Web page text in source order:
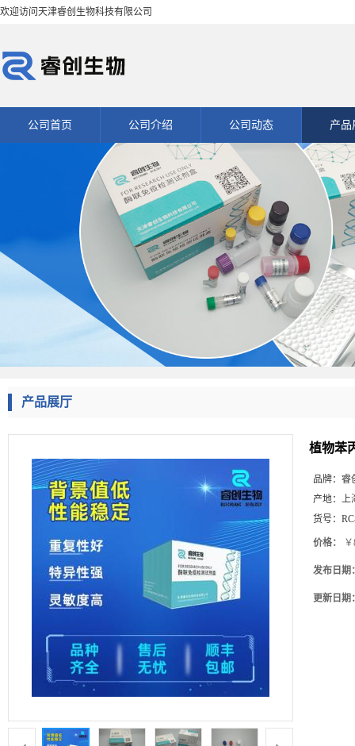
欢迎访问天津睿创生物科技有限公司
公司首页 公司介绍 公司动态 产品
产品展厅
植物苯
品牌： 睿
产地： 上
货号：
价格：
发布日期
更新日期